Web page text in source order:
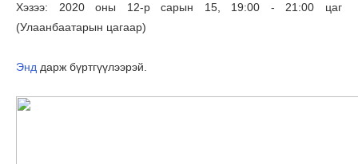
Хэзээ: 2020 оны 12-р сарын 15, 19:00 - 21:00 цаг
(Улаанбаатарын цагаар)
Энд дарж бүртгүүлээрэй.